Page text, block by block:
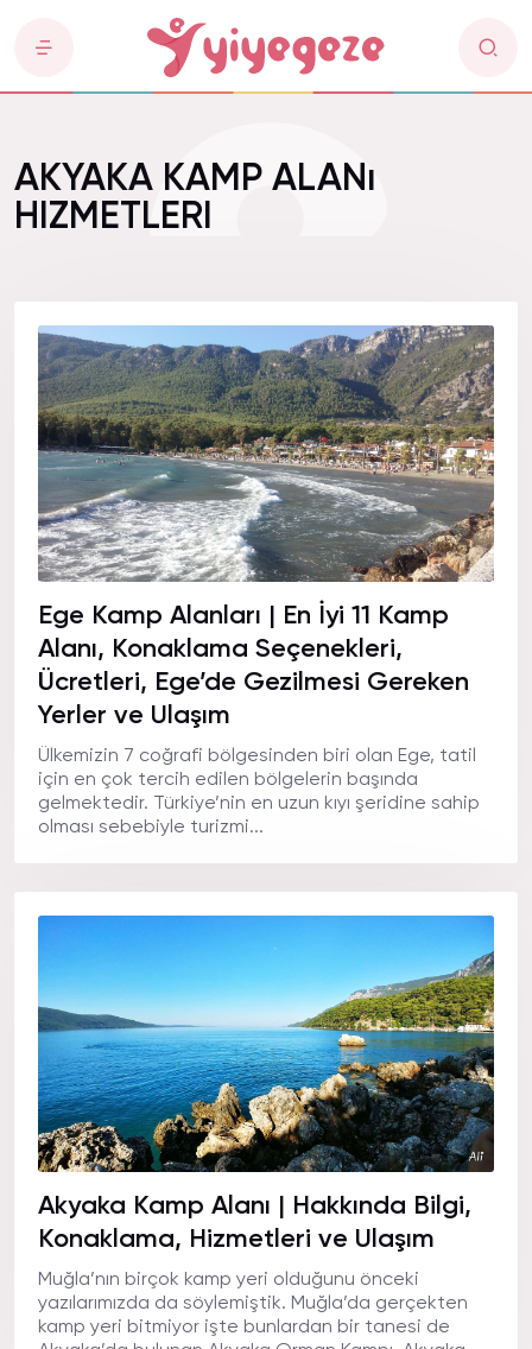
AKYAKA KAMP ALANı
HIZMETLERI
Ege Kamp Alanları | En İyi 11 Kamp
Alanı, Konaklama Seçenekleri,
Ücretleri, Ege’de Gezilmesi Gereken
Yerler ve Ulaşım
Ülkemizin 7 coğrafi bölgesinden biri olan Ege, tatil
için en çok tercih edilen bölgelerin başında
gelmektedir. Türkiye’nin en uzun kıyı şeridine sahip
olması sebebiyle turizmi...
Akyaka Kamp Alanı | Hakkında Bilgi,
Konaklama, Hizmetleri ve Ulaşım
Muğla’nın birçok kamp yeri olduğunu önceki
yazılarımızda da söylemiştik. Muğla’da gerçekten
kamp yeri bitmiyor işte bunlardan bir tanesi de